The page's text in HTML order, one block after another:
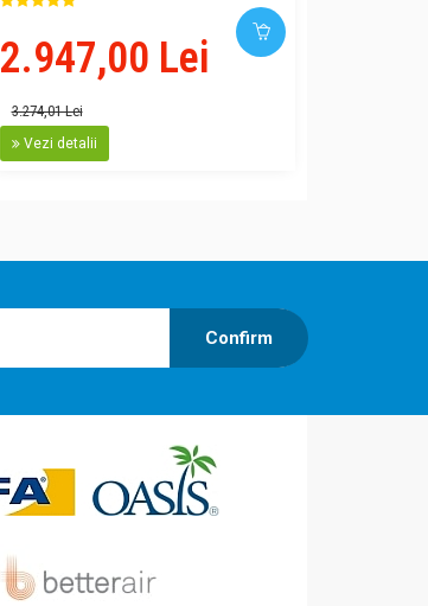
2.947,00 Lei
3.274,01 Lei
Vezi detalii
Confirm